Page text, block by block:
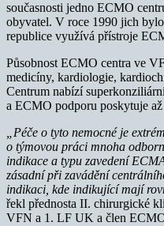
současnosti jedno ECMO
obyvatel. V roce 1990 jich
republice využívá přístroje
Působnost ECMO centra ve
medicíny, kardiologie,
Centrum nabízí
a ECMO podporu poskytuje
„Péče o tyto nemocné je
o týmovou práci mnoha
indikace a typu zavedení
zásadní při zavádění
indikaci, kde indikující mají
řekl přednosta II. chirurgické
VFN a 1. LF UK a člen